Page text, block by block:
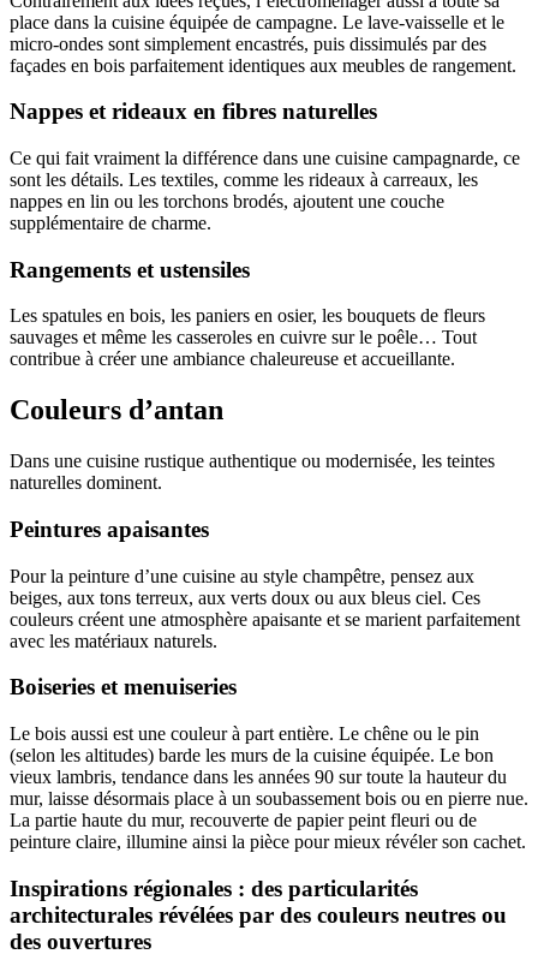
place dans la cuisine équipée de campagne. Le lave-vaisselle et le
micro-ondes sont simplement encastrés, puis dissimulés par des
façades en bois parfaitement identiques aux meubles de rangement.
Nappes et rideaux en fibres naturelles
Ce qui fait vraiment la différence dans une cuisine campagnarde, ce
sont les détails. Les textiles, comme les rideaux à carreaux, les
nappes en lin ou les torchons brodés, ajoutent une couche
supplémentaire de charme.
Rangements et ustensiles
Les spatules en bois, les paniers en osier, les bouquets de fleurs
sauvages et même les casseroles en cuivre sur le poêle… Tout
contribue à créer une ambiance chaleureuse et accueillante.
Couleurs d’antan
Dans une cuisine rustique authentique ou modernisée, les teintes
naturelles dominent.
Peintures apaisantes
Pour la peinture d’une cuisine au style champêtre, pensez aux
beiges, aux tons terreux, aux verts doux ou aux bleus ciel. Ces
couleurs créent une atmosphère apaisante et se marient parfaitement
avec les matériaux naturels.
Boiseries et menuiseries
Le bois aussi est une couleur à part entière. Le chêne ou le pin
(selon les altitudes) barde les murs de la cuisine équipée. Le bon
vieux lambris, tendance dans les années 90 sur toute la hauteur du
mur, laisse désormais place à un soubassement bois ou en pierre nue.
La partie haute du mur, recouverte de papier peint fleuri ou de
peinture claire, illumine ainsi la pièce pour mieux révéler son cachet.
Inspirations régionales : des particularités
architecturales révélées par des couleurs neutres ou
des ouvertures